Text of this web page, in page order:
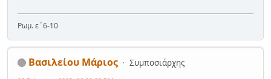
Ρωμ. ε΄6-10
Βασιλείου Μάριος
Συμποσιάρχης